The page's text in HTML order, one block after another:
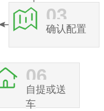
03
确认配置
06
自提或送
车